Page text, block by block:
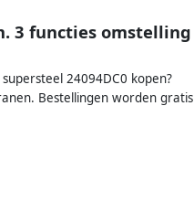
3 functies omstelling
24094DC0 kopen?
Bestellingen worden gratis